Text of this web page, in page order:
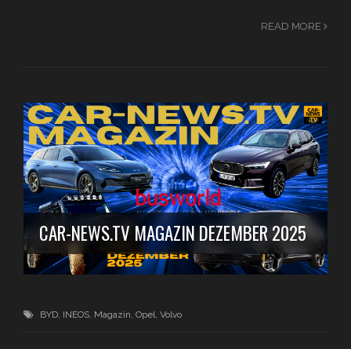
READ MORE
CAR-NEWS.TV MAGAZIN DEZEMBER 2025
BYD INEOS Magazin Opel Volvo